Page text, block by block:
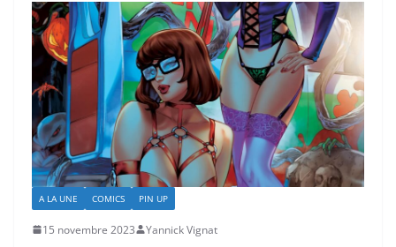
A LA UNE COMICS PIN UP
15 novembre 2023 Yannick Vignat